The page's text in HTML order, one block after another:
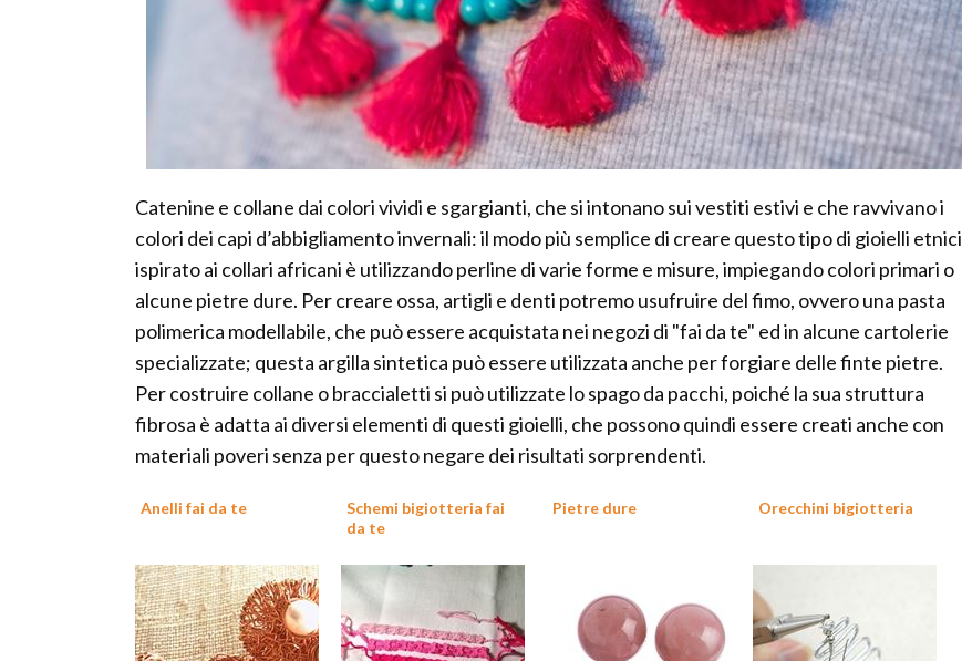
Catenine e collane dai colori vividi e sgargianti, che si intonano sui vestiti estivi e che ravvivano i
colori dei capi d’abbigliamento invernali: il modo più semplice di creare questo tipo di gioielli etnici
ispirato ai collari africani è utilizzando perline di varie forme e misure, impiegando colori primari o
alcune pietre dure. Per creare ossa, artigli e denti potremo usufruire del fimo, ovvero una pasta
polimerica modellabile, che può essere acquistata nei negozi di "fai da te" ed in alcune cartolerie
specializzate; questa argilla sintetica può essere utilizzata anche per forgiare delle finte pietre.
Per costruire collane o braccialetti si può utilizzate lo spago da pacchi, poiché la sua struttura
fibrosa è adatta ai diversi elementi di questi gioielli, che possono quindi essere creati anche con
materiali poveri senza per questo negare dei risultati sorprendenti.
Anelli fai da te
Schemi bigiotteria fai
da te
Pietre dure Orecchini bigiotteria